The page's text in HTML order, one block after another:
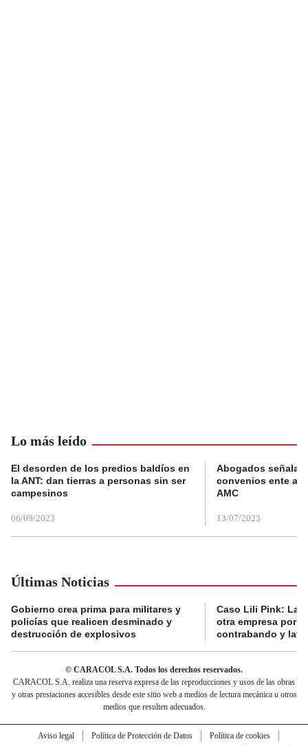
Lo más leído
El desorden de los predios baldíos en
la ANT: dan tierras a personas sin ser
campesinos
06/09/2023
Abogados
convenios ente
AMC
13/07/2023
Últimas Noticias
Gobierno crea prima para militares y
policías que realicen desminado y
destrucción de explosivos
Caso Lili Pink: La
otra empresa por
contrabando y
© CARACOL S.A. Todos los derechos reservados.
CARACOL S.A. realiza una reserva expresa de las reproducciones y usos de las obras
y otras prestaciones accesibles desde este sitio web a medios de lectura mecánica u otros
medios que resulten adecuados.
Aviso legal Política de Protección de Datos
Política de cookies